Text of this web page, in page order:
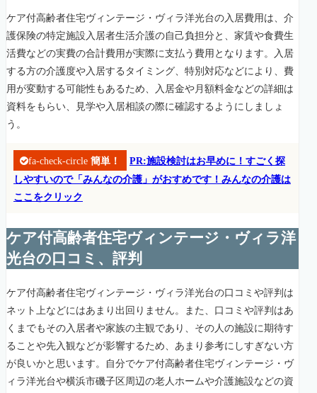
ケア付高齢者住宅ヴィンテージ・ヴィラ洋光台の入居費用は、介
護保険の特定施設入居者生活介護の自己負担分と、家賃や食費生
活費などの実費の合計費用が実際に支払う費用となります。入居
する方の介護度や入居するタイミング、特別対応などにより、費
用が変動する可能性もあるため、入居金や月額料金などの詳細は
資料をもらい、見学や入居相談の際に確認するようにしましょ
う。
fa-check-circle 簡単！
PR:施設検討はお早めに！すごく探
しやすいので「みんなの介護」がおすめです！みんなの介護は
ここをクリック
ケア付高齢者住宅ヴィンテージ・ヴィラ洋
光台の口コミ、評判
ケア付高齢者住宅ヴィンテージ・ヴィラ洋光台の口コミや評判は
ネット上などにはあまり出回りません。また、口コミや評判はあ
くまでもその入居者や家族の主観であり、その人の施設に期待す
ることや先入観などが影響するため、あまり参考にしすぎない方
が良いかと思います。自分でケア付高齢者住宅ヴィンテージ・ヴ
ィラ洋光台や横浜市磯子区周辺の老人ホームや介護施設などの資